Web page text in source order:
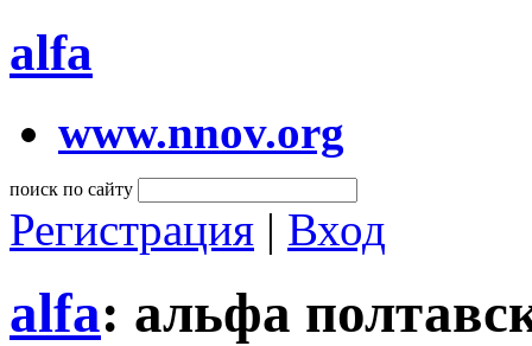
alfa
www.nnov.org
поиск по сайту
Регистрация | Вход
alfa: альфа